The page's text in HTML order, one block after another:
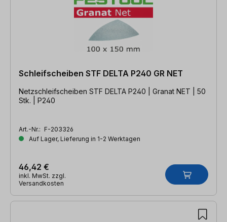
Schleifscheiben STF DELTA P240 GR NET
Netzschleifscheiben STF DELTA P240 | Granat NET | 50
Stk. | P240
Art.-Nr.: F-203326
Auf Lager, Lieferung in 1-2 Werktagen
46,42 €
inkl. MwSt. zzgl.
Versandkosten